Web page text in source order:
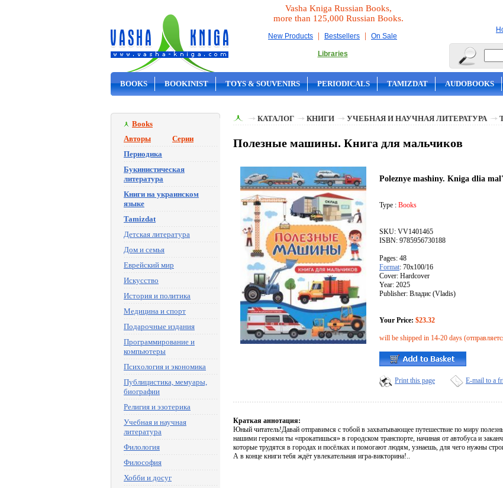
Vasha Kniga Russian Books,
more than 125,000 Russian Books.
New Products | Bestsellers | On Sale
Libraries
BOOKS BOOKINIST TOYS & SOUVENIRS PERIODICALS TAMIZDAT AUDOBOOKS
Books
Авторы
Серии
Периодика
Букинистическая
литература
Книги на украинском
языке
Tamizdat
Детская литература
Дом и семья
Еврейский мир
Искусство
История и политика
Медицина и спорт
Подарочные издания
Программирование и
компьютеры
Психология и экономика
Публицистика, мемуары,
биографии
Религия и эзотерика
Учебная и научная
литература
Филология
Философия
Хобби и досуг
КАТАЛОГ КНИГИ УЧЕБНАЯ И НАУЧНАЯ ЛИТЕРАТУРА
Полезные машины. Книга для мальчиков
Poleznye mashiny. Kniga dlia
Type : Books
SKU: VV1401465
ISBN: 9785956730188
Pages: 48
Format: 70x100/16
Cover: Hardcover
Year: 2025
Publisher: Владис (Vladis)
Your Price: $23.32
will be shipped in 14-20 days
Print this page E-mail to a
Краткая аннотация:
Юный читатель!Давай отправимся с тобой в захватывающее путешествие по миру
нашими героями ты «прокатишься» в городском транспорте, начиная от автобуса и
которые трудятся в городах и посёлках и помогают людям, узнаешь, для чего нужны
А в конце книги тебя ждёт увлекательная игра-викторина!..